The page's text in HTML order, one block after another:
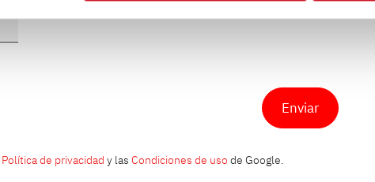
Enviar
Política de privacidad y las Condiciones de uso de Google.